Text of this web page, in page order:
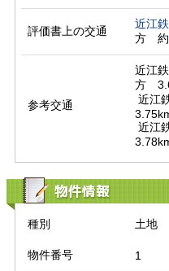
評価書上の交通
近江
方　
参考交通
近江
方　
物件情報
種別 土地
物件番号 1